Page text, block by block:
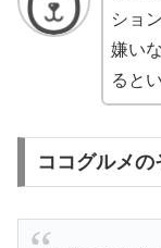
ショ
嫌い
ると
ココグルメ